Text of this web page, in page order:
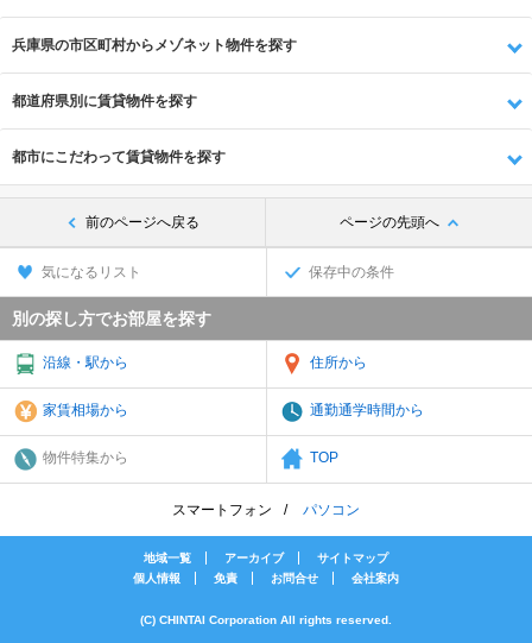
兵庫県の市区町村からメゾネット物件を探す
都道府県別に賃貸物件を探す
都市にこだわって賃貸物件を探す
前のページへ戻る ページの先頭へ
気になるリスト 保存中の条件
別の探し方でお部屋を探す
沿線・駅から 住所から
家賃相場から 通勤通学時間から
物件特集から TOP
スマートフォン パソコン
地域一覧 アーカイブ
サイトマップ
個人情報
免責 お問合せ 会社案内
(C) CHINTAI Corporation All rights reserved.